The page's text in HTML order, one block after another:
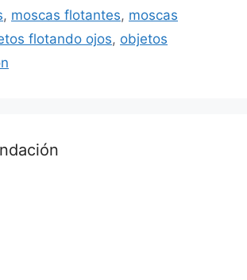
, moscas flotantes, moscas
flotando ojos, objetos